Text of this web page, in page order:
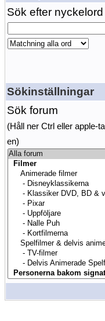
Sök efter nyckelord
Sökinställningar
Sök forum
(Håll ner Ctrl eller apple-
en)